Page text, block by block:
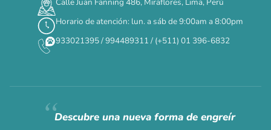
✕
Siempre fuimosraros.
Horario de atención: lun. a sáb de 9:00am a 8:00pm
933021395 / 994489311 / (+511) 01 396-6832
Descubre una nueva forma de engreír